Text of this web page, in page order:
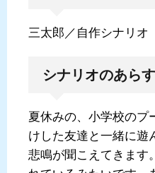
三太郎／自作シナリオ
シナリオのあら
夏休みの、小学校のプ
けした友達と一緒に遊
悲鳴が聞こえてきます